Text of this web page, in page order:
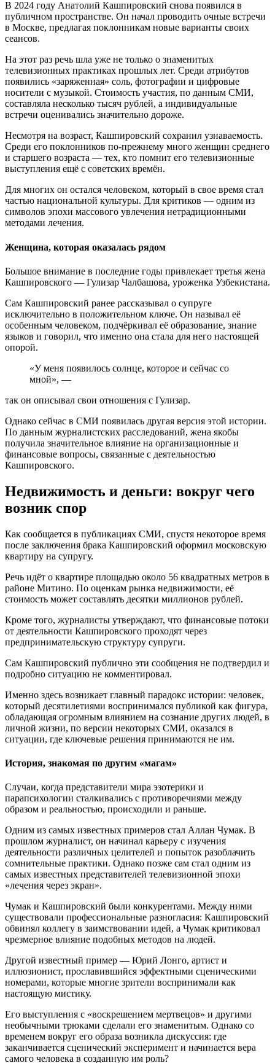
В 2024 году Анатолий Кашпировский снова появился в
публичном пространстве. Он начал проводить очные встречи
в Москве, предлагая поклонникам новые варианты своих
сеансов.
На этот раз речь шла уже не только о знаменитых
телевизионных практиках прошлых лет. Среди атрибутов
появились «заряженная» соль, фотографии и цифровые
носители с музыкой. Стоимость участия, по данным СМИ,
составляла несколько тысяч рублей, а индивидуальные
встречи оценивались значительно дороже.
Несмотря на возраст, Кашпировский сохранил узнаваемость.
Среди его поклонников по-прежнему много женщин среднего
и старшего возраста — тех, кто помнит его телевизионные
выступления ещё с советских времён.
Для многих он остался человеком, который в свое время стал
частью национальной культуры. Для критиков — одним из
символов эпохи массового увлечения нетрадиционными
методами лечения.
Женщина, которая оказалась рядом
Большое внимание в последние годы привлекает третья жена
Кашпировского — Гулизар Чалбашова, уроженка Узбекистана.
Сам Кашпировский ранее рассказывал о супруге
исключительно в положительном ключе. Он называл её
особенным человеком, подчёркивал её образование, знание
языков и говорил, что именно она стала для него настоящей
опорой.
«У меня появилось солнце, которое и сейчас со
мной», —
так он описывал свои отношения с Гулизар.
Однако сейчас в СМИ появилась другая версия этой истории.
По данным журналистских расследований, жена якобы
получила значительное влияние на организационные и
финансовые вопросы, связанные с деятельностью
Кашпировского.
Недвижимость и деньги: вокруг чего
возник спор
Как сообщается в публикациях СМИ, спустя некоторое время
после заключения брака Кашпировский оформил московскую
квартиру на супругу.
Речь идёт о квартире площадью около 56 квадратных метров в
районе Митино. По оценкам рынка недвижимости, её
стоимость может составлять десятки миллионов рублей.
Кроме того, журналисты утверждают, что финансовые потоки
от деятельности Кашпировского проходят через
предпринимательскую структуру супруги.
Сам Кашпировский публично эти сообщения не подтвердил и
подробно ситуацию не комментировал.
Именно здесь возникает главный парадокс истории: человек,
который десятилетиями воспринимался публикой как фигура,
обладающая огромным влиянием на сознание других людей, в
личной жизни, по версии некоторых СМИ, оказался в
ситуации, где ключевые решения принимаются не им.
История, знакомая по другим «магам»
Случаи, когда представители мира эзотерики и
парапсихологии сталкивались с противоречиями между
образом и реальностью, происходили и раньше.
Одним из самых известных примеров стал Аллан Чумак. В
прошлом журналист, он начинал карьеру с изучения
деятельности различных целителей и попыток разоблачить
сомнительные практики. Однако позже сам стал одним из
самых известных представителей телевизионной эпохи
«лечения через экран».
Чумак и Кашпировский были конкурентами. Между ними
существовали профессиональные разногласия: Кашпировский
обвинял коллегу в заимствовании идей, а Чумак критиковал
чрезмерное влияние подобных методов на людей.
Другой известный пример — Юрий Лонго, артист и
иллюзионист, прославившийся эффектными сценическими
номерами, которые многие зрители воспринимали как
настоящую мистику.
Его выступления с «воскрешением мертвецов» и другими
необычными трюками сделали его знаменитым. Однако со
временем вокруг его образа возникла дискуссия: где
заканчивается сценический эксперимент и начинается вера
самого человека в созданную им роль?